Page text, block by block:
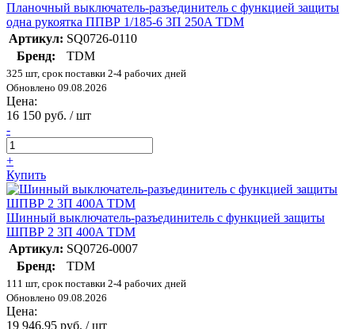
Планочный выключатель-разъединитель с функцией защиты
одна рукоятка ППВР 1/185-6 3П 250A TDM
Артикул: SQ0726-0110
Бренд:
TDM
325 шт, срок поставки 2-4 рабочих дней
Обновлено 09.08.2026
Цена:
16 150 руб. / шт
-
+
Купить
Шинный выключатель-разъединитель с функцией защиты
ШПВР 2 3П 400A TDM
Артикул: SQ0726-0007
Бренд:
TDM
111 шт, срок поставки 2-4 рабочих дней
Обновлено 09.08.2026
Цена:
19 946.95 руб. / шт